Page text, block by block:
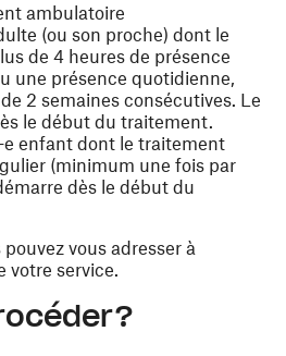
ambulatoire
(ou son proche) dont le
de 4 heures de présence
une présence quotidienne,
2 semaines consécutives. Le
le début du traitement.
enfant dont le traitement
(minimum une fois par
dès le début du
vous adresser à
votre service.